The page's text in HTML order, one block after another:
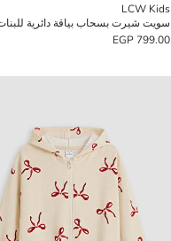
LCW Kids
سويت شيرت بسحاب بياقة دائرية
799.00 EGP